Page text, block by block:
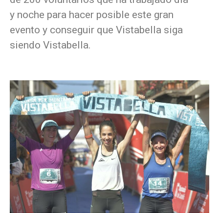
y noche para hacer posible este gran
evento y conseguir que Vistabella siga
siendo Vistabella.